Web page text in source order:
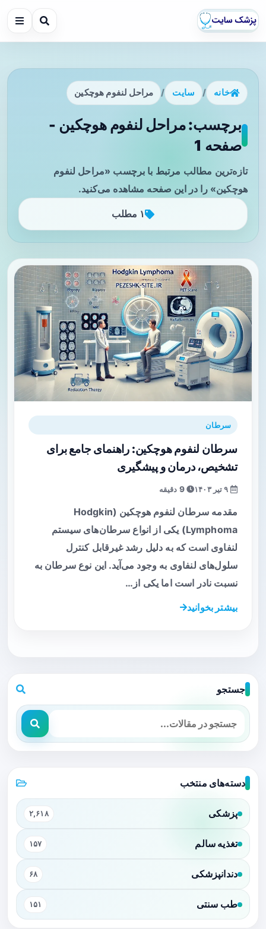
خانه / سایت / مراحل لنفوم هوچکین
برچسب: مراحل لنفوم هوچکین -
صفحه 1
تازه‌ترین مطالب مرتبط با برچسب «مراحل لنفوم
هوچکین» را در این صفحه مشاهده می‌کنید.
۱ مطلب
سرطان
سرطان لنفوم هوچکین: راهنمای جامع برای
تشخیص، درمان و پیشگیری
9 دقیقه
مقدمه سرطان لنفوم هوچکین (Hodgkin
Lymphoma) یکی از انواع سرطان‌های سیستم
لنفاوی است که به دلیل رشد غیرقابل کنترل
سلول‌های لنفاوی به وجود می‌آید. این نوع سرطان به
نسبت نادر است اما یکی از…
بیشتر بخوانید
جستجو
دسته‌های منتخب
پزشکی ۲,۶۱۸
تغذیه سالم ۱۵۷
دندانپزشکی ۶۸
طب سنتی ۱۵۱